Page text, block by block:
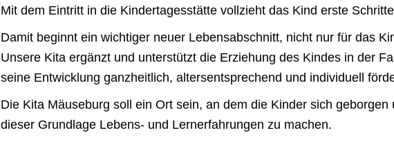
Mit dem Eintritt in die Kindertagesstätte vollzieht das Kind erste
Damit beginnt ein wichtiger neuer Lebensabschnitt, nicht nur für das
Unsere Kita ergänzt und unterstützt die Erziehung des Kindes in der
seine Entwicklung ganzheitlich, altersentsprechend und individuell
Die Kita Mäuseburg soll ein Ort sein, an dem die Kinder sich
dieser Grundlage Lebens- und Lernerfahrungen zu machen.